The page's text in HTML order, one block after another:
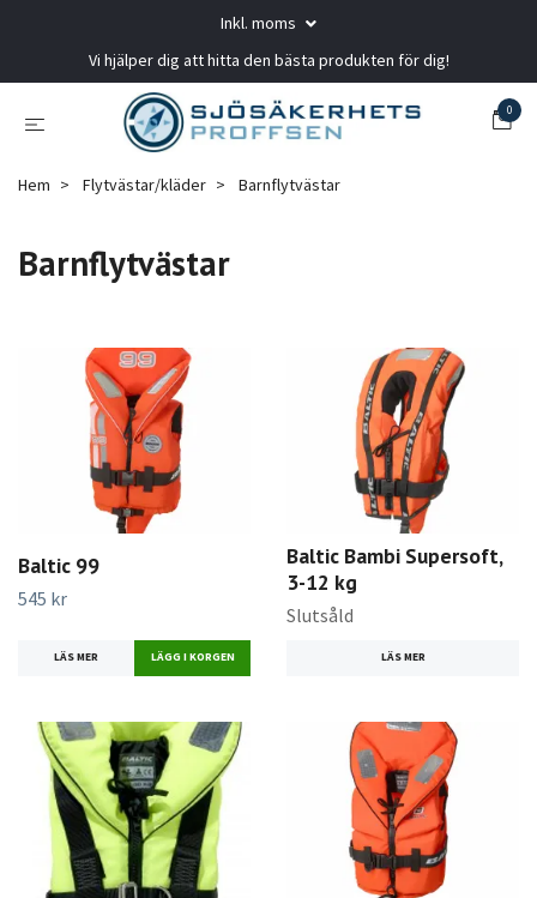
Inkl. moms
Vi hjälper dig att hitta den bästa produkten för dig!
0
Hem Flytvästar/kläder Barnflytvästar
Barnflytvästar
Baltic 99
545 kr
LÄS MER LÄGG I KORGEN
Baltic Bambi Supersoft,
3-12 kg
Slutsåld
LÄS MER